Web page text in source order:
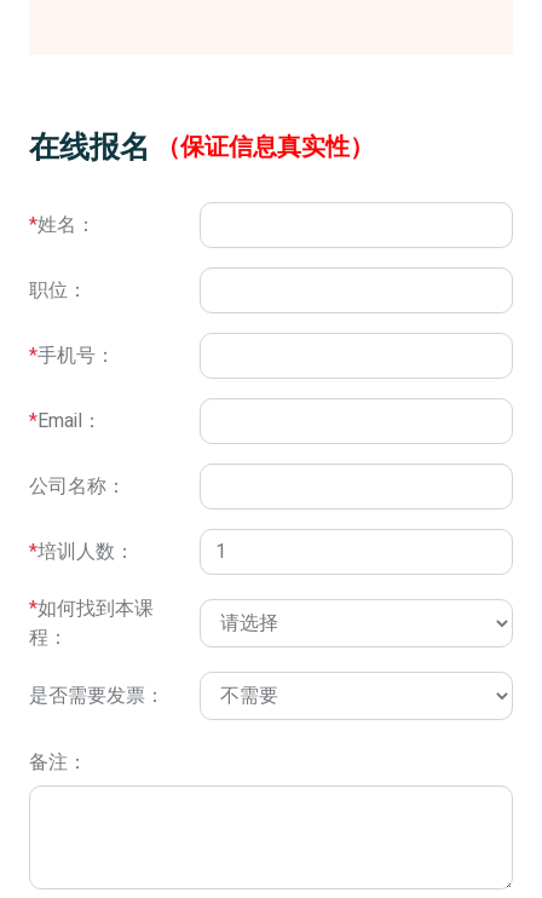
在线报名 （保证信息真实性）
*姓名：
职位：
*手机号：
*Email：
公司名称：
*培训人数：
*如何找到本课
程：
是否需要发票：
备注：